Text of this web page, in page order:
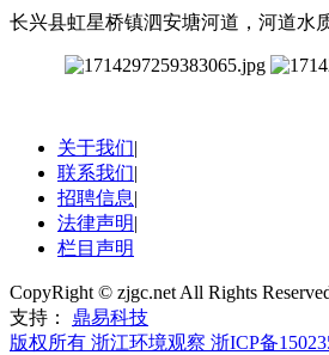
长兴县虹星桥镇泗安塘河道，河道水
关于我们|
联系我们|
招聘信息|
法律声明|
栏目声明
CopyRight © zjgc.net All Rights
支持： 鼎易科技
版权所有 浙江环境观察 浙ICP备